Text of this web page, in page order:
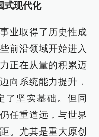
式现代化
业取得了历史性成
前沿领域开始进入
正在从量的积累迈
向系统能力提升，
了坚实基础。但同
任重道远，与世界
。尤其是重大原创